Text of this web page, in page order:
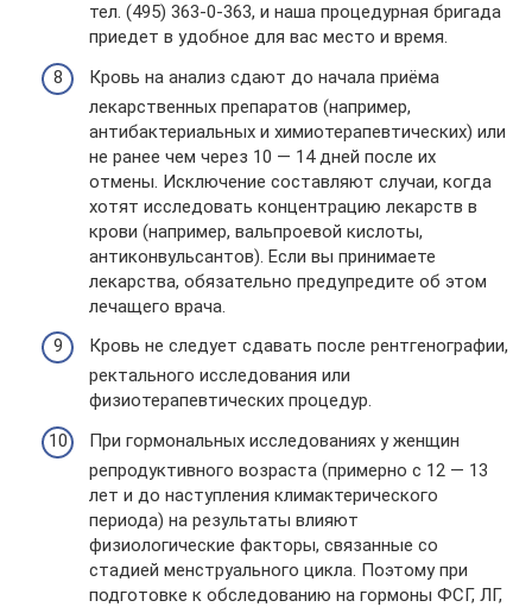
тел. (495) 363-0-363, и наша процедурная бригада
приедет в удобное для вас место и время.
Кровь на анализ сдают до начала приёма
лекарственных препаратов (например,
антибактериальных и химиотерапевтических) или
не ранее чем через 10 — 14 дней после их
отмены. Исключение составляют случаи, когда
хотят исследовать концентрацию лекарств в
крови (например, вальпроевой кислоты,
антиконвульсантов). Если вы принимаете
лекарства, обязательно предупредите об этом
лечащего врача.
Кровь не следует сдавать после рентгенографии,
ректального исследования или
физиотерапевтических процедур.
При гормональных исследованиях у женщин
репродуктивного возраста (примерно с 12 — 13
лет и до наступления климактерического
периода) на результаты влияют
физиологические факторы, связанные со
стадией менструального цикла. Поэтому при
подготовке к обследованию на гормоны ФСГ, ЛГ,